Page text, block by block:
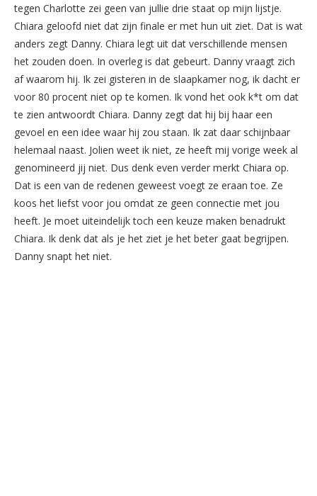
tegen Charlotte zei geen van jullie drie staat op mijn lijstje.
Chiara geloofd niet dat zijn finale er met hun uit ziet. Dat is wat
anders zegt Danny. Chiara legt uit dat verschillende mensen
het zouden doen. In overleg is dat gebeurt. Danny vraagt zich
af waarom hij. Ik zei gisteren in de slaapkamer nog, ik dacht er
voor 80 procent niet op te komen. Ik vond het ook k*t om dat
te zien antwoordt Chiara. Danny zegt dat hij bij haar een
gevoel en een idee waar hij zou staan. Ik zat daar schijnbaar
helemaal naast. Jolien weet ik niet, ze heeft mij vorige week al
genomineerd jij niet. Dus denk even verder merkt Chiara op.
Dat is een van de redenen geweest voegt ze eraan toe. Ze
koos het liefst voor jou omdat ze geen connectie met jou
heeft. Je moet uiteindelijk toch een keuze maken benadrukt
Chiara. Ik denk dat als je het ziet je het beter gaat begrijpen.
Danny snapt het niet.